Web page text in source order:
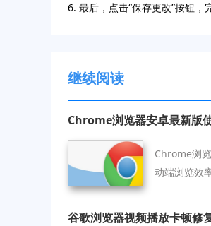
6. 最后，点击“保存更改”按钮，
继续阅读
Chrome浏览器安卓最新版
Chrome浏
动端浏览效
谷歌浏览器视频播放卡顿修